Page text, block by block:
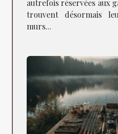
autrefois réservées aux
trouvent désormais
murs...